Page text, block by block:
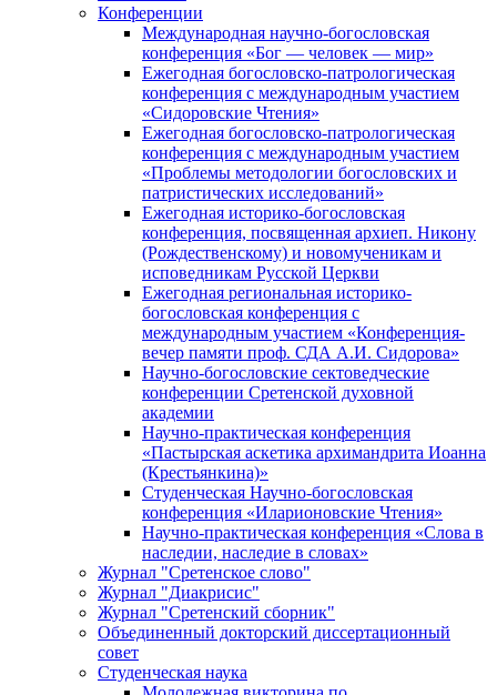
Конференции
Международная научно-богословская
конференция «Бог — человек — мир»
Ежегодная богословско-патрологическая
конференция с международным участием
«Сидоровские Чтения»
Ежегодная богословско-патрологическая
конференция с международным участием
«Проблемы методологии богословских и
патристических исследований»
Ежегодная историко-богословская
конференция, посвященная архиеп. Никону
(Рождественскому) и новомученикам и
исповедникам Русской Церкви
Ежегодная региональная историко-
богословская конференция с
международным участием «Конференция-
вечер памяти проф. СДА А.И. Сидорова»
Научно-богословские сектоведческие
конференции Сретенской духовной
академии
Научно-практическая конференция
«Пастырская аскетика архимандрита Иоанна
(Крестьянкина)»
Студенческая Научно-богословская
конференция «Иларионовские Чтения»
Научно-практическая конференция «Cлова в
наследии, наследие в словах»
Журнал "Сретенское слово"
Журнал "Диакрисис"
Журнал "Сретенский сборник"
Объединенный докторский диссертационный
совет
Студенческая наука